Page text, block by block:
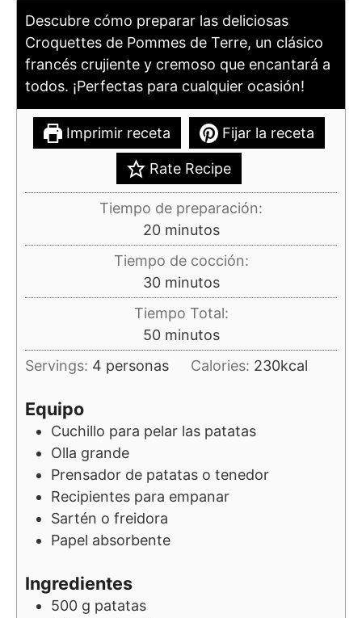
Descubre cómo preparar las deliciosas
Croquettes de Pommes de Terre, un clásico
francés crujiente y cremoso que encantará a
todos. ¡Perfectas para cualquier ocasión!
Imprimir receta Fijar la receta
Rate Recipe
Tiempo de preparación:
20minutos
minutos
Tiempo de cocción:
30minutos
minutos
Tiempo Total:
50minutos
minutos
Servings: 4 personas Calories: 230kcal
Equipo
Cuchillo para pelar las patatas
Olla grande
Prensador de patatas o tenedor
Recipientes para empanar
Sartén o freidora
Papel absorbente
Ingredientes
500 g patatas